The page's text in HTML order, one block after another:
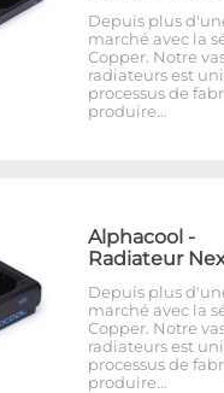
Depuis plus
marché avec la
Copper. Notre
radiateurs est
processus de
produire…
Alphacool -
Radiateur
Depuis plus
marché avec la
Copper. Notre
radiateurs est
processus de
produire…